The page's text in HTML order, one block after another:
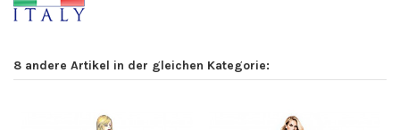
8 andere Artikel in der gleichen Kategorie: